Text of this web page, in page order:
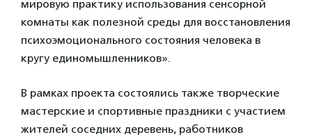
мировую практику использования сенсорной
комнаты как полезной среды для восстановления
психоэмоционального состояния человека в
кругу единомышленников».
В рамках проекта состоялись также творческие
мастерские и спортивные праздники с участием
жителей соседних деревень, работников